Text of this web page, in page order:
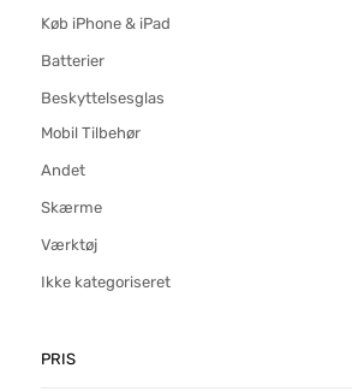
Køb iPhone & iPad
Batterier
Beskyttelsesglas
Mobil Tilbehør
Andet
Skærme
Værktøj
Ikke kategoriseret
PRIS